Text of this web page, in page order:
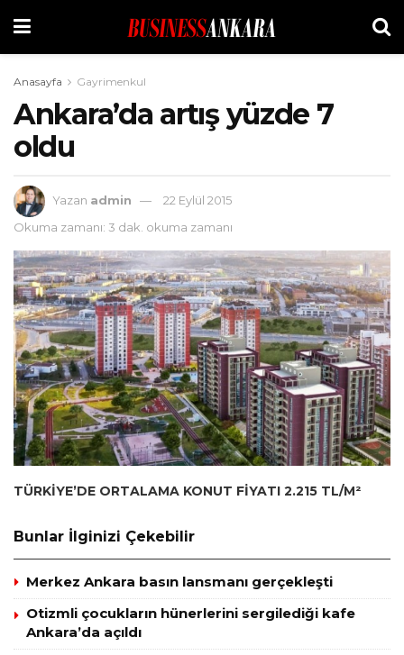
Anasayfa Gayrimenkul
Ankara’da artış yüzde 7
oldu
Yazan admin
22 Eylül 2015
Okuma zamanı: 3 dak. okuma zamanı
TÜRKİYE’DE ORTALAMA KONUT FİYATI 2.215 TL/M²
Bunlar İlginizi Çekebilir
Merkez Ankara basın lansmanı gerçekleşti
Otizmli çocukların hünerlerini sergilediği kafe
Ankara’da açıldı